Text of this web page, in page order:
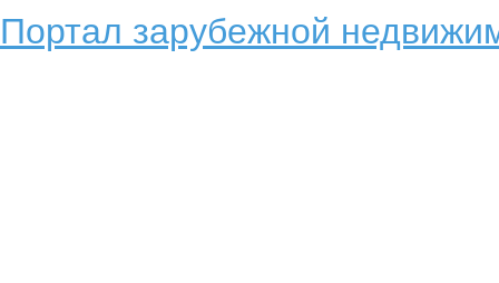
Портал зарубежной